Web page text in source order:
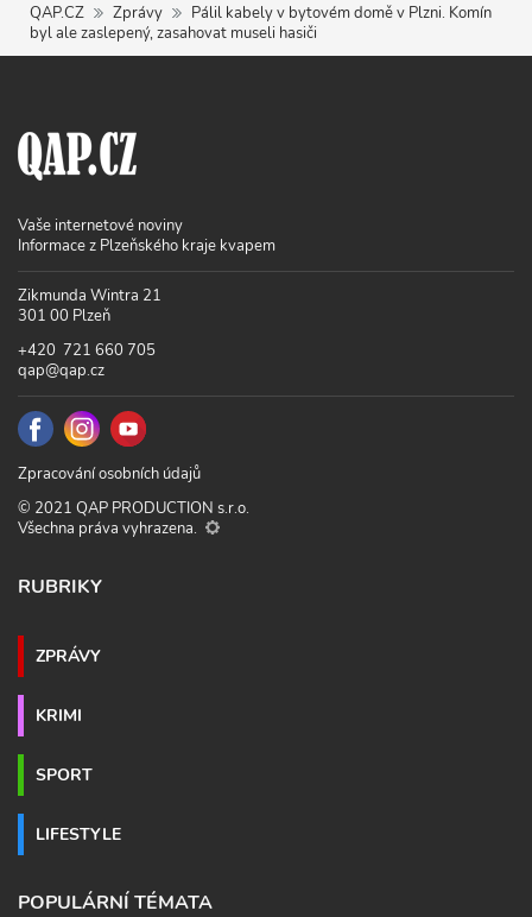
QAP.CZ Zprávy
Pálil kabely v bytovém domě v Plzni. Komín
byl ale zaslepený, zasahovat museli hasiči
Vaše internetové noviny
Informace z Plzeňského kraje kvapem
Zikmunda Wintra 21
301 00 Plzeň
+420 721 660 705
qap@qap.cz
Zpracování osobních údajů
© 2021 QAP PRODUCTION s.r.o.
Všechna práva vyhrazena.
RUBRIKY
ZPRÁVY
KRIMI
SPORT
LIFESTYLE
POPULÁRNÍ TÉMATA